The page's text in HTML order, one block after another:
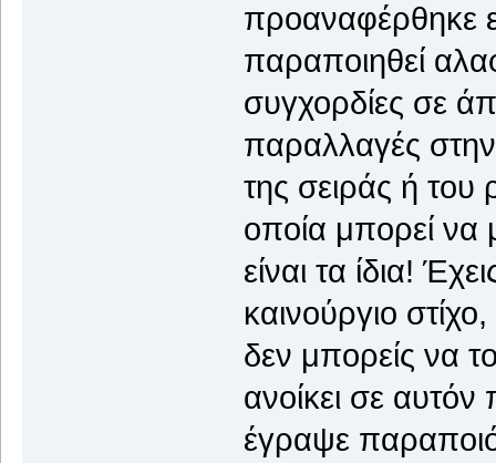
προαναφέρθηκε
παραποιηθεί
συγχορδίες σε
παραλλαγές
της σειράς ή του
οποία μπορεί να
είναι τα ίδια!
καινούργιο
δεν μπορείς να
ανοίκει σε
έγραψε